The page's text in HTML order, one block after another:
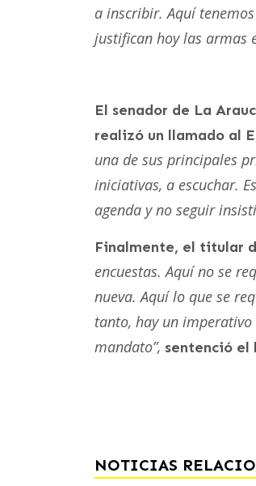
a inscribir. Aquí
justifican hoy las armas
El senador de La
realizó un llamado al
una de sus principales
iniciativas, a escuchar.
agenda y no seguir
Finalmente, el titular
encuestas. Aquí no se
nueva. Aquí lo que se
tanto, hay un
mandato”, sentenció el
NOTICIAS